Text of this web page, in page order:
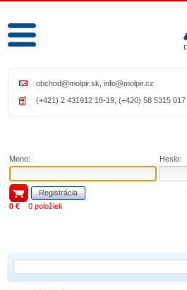
obchod@molpir.sk info@molpir.cz
(+421) 2 431912 18-19, (+420) 58 5315 017
Meno: Heslo:
Registrácia
0 € 0 položiek